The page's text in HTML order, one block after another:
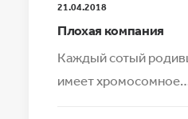
21.04.2018
Плохая компания
Каждый сотый
имеет